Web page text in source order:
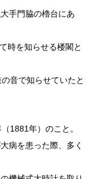
手門脇の櫓台にあ
時を知らせる楼閣と
音で知らせていたと
1881年）のこと。
病を患った際、多く